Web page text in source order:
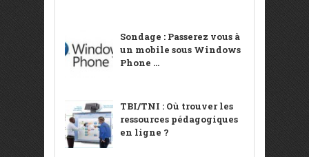
Sondage : Passerez vous à
un mobile sous Windows
Phone ...
TBI/TNI : Où trouver les
ressources pédagogiques
en ligne ?